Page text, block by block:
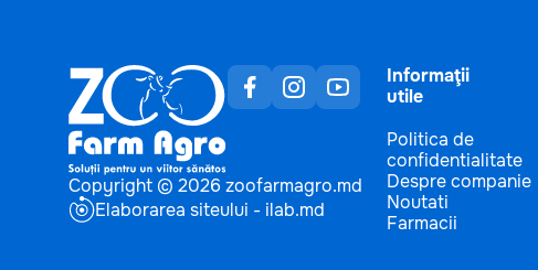
Copyright © 2026 zoofarmagro.md
Elaborarea siteului - ilab.md
Informaţii
utile
Politica de
confidentialitate
Despre companie
Noutati
Farmacii